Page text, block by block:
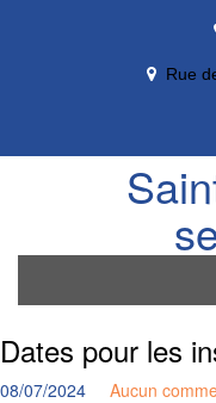
Rue
Dates pour les
08/07/2024 Aucun